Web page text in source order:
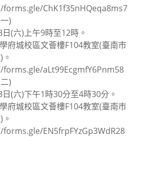
forms.gle/ChK1f35nHQeqa8ms7
)
(六)上午9時至12時。
府城校區文薈樓F104教室(臺南市
forms.gle/aLt99EcgmfY6Pnm58
)
(六)下午1時30分至4時30分。
府城校區文薈樓F104教室(臺南市
EN5frpFYzGp3WdR28